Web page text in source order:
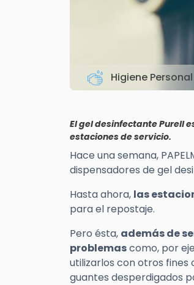
Higiene Personal
El gel desinfectante Purell
estaciones de servicio.
Hace una semana,
dispensadores de gel
Hasta ahora, las
para el repostaje.
Pero ésta, además de
problemascomo, por
utilizarlos con otros fines
guantes desperdigados